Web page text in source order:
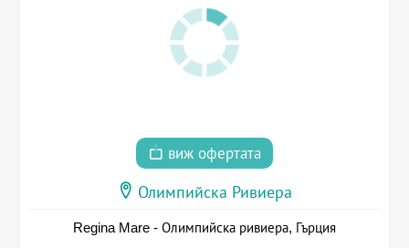
виж офертата
Олимпийска Ривиера
Regina Mare - Олимпийска ривиера, Гърция